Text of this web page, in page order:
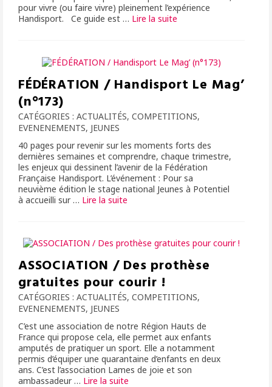
pour vivre (ou faire vivre) pleinement l’expérience
Handisport. Ce guide est … Lire la suite­­
FÉDÉRATION / Handisport Le Mag’
(n°173)
CATÉGORIES : ACTUALITÉS, COMPETITIONS,
EVENENEMENTS, JEUNES
40 pages pour revenir sur les moments forts des
dernières semaines et comprendre, chaque trimestre,
les enjeux qui dessinent l’avenir de la Fédération
Française Handisport. L’événement : Pour sa
neuvième édition le stage national Jeunes à Potentiel
à accueilli sur … Lire la suite­­
ASSOCIATION / Des prothèse
gratuites pour courir !
CATÉGORIES : ACTUALITÉS, COMPETITIONS,
EVENENEMENTS, JEUNES
C’est une association de notre Région Hauts de
France qui propose cela, elle permet aux enfants
amputés de pratiquer un sport. Elle a notamment
permis d’équiper une quarantaine d’enfants en deux
ans. C’est l’association Lames de joie et son
ambassadeur … Lire la suite­­